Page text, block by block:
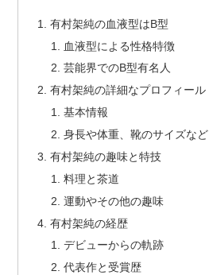
有村架純の血液型はB型
血液型による性格特徴
芸能界でのB型有名人
有村架純の詳細なプロフィール
基本情報
身長や体重、靴のサイズなど
有村架純の趣味と特技
料理と茶道
運動やその他の趣味
有村架純の経歴
デビューからの軌跡
代表作と受賞歴